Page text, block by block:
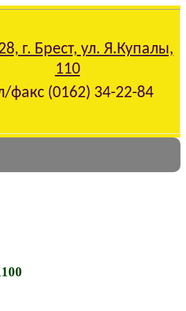
г. Брест, ул. Я.Купалы,
110
факс (0162) 34-22-84